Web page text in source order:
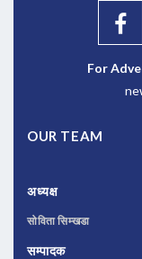
For
OUR TEAM
अध्यक्ष
सोविता सिम्खडा
सम्पादक